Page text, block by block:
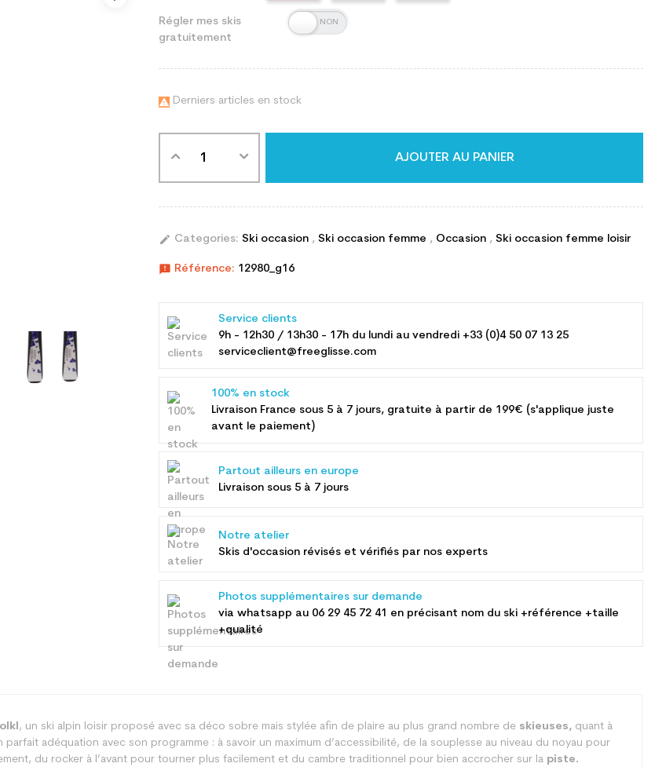
Régler mes skis
gratuitement
 Derniers articles en stock
AJOUTER AU PANIER
edit Categories: Ski occasion , Ski occasion femme , Occasion , Ski occasion femme loisir
announcement Référence: 12980_g16
Service clients
9h - 12h30 / 13h30 - 17h du lundi au vendredi +33 (0)4 50 07 13 25
serviceclient@freeglisse.com
100% en stock
Livraison France sous 5 à 7 jours, gratuite à partir de 199€ (s'applique juste
avant le paiement)
Partout ailleurs en europe
Livraison sous 5 à 7 jours
Notre atelier
Skis d'occasion révisés et vérifiés par nos experts
Photos supplémentaires sur demande
via whatsapp au 06 29 45 72 41 en précisant nom du ski +référence +taille
+qualité
, un ski alpin loisir proposé avec sa déco sobre mais stylée afin de plaire au plus grand nombre de skieuses,quant à
adéquation avec son programme : à savoir un maximum d’accessibilité, de la souplesse au niveau du noyau pour
du rocker à l’avant pour tourner plus facilement et du cambre traditionnel pour bien accrocher sur la piste.